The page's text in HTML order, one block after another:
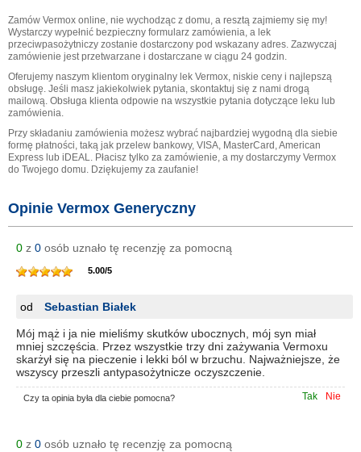
Zamów Vermox online, nie wychodząc z domu, a resztą zajmiemy się my!
Wystarczy wypełnić bezpieczny formularz zamówienia, a lek
przeciwpasożytniczy zostanie dostarczony pod wskazany adres. Zazwyczaj
zamówienie jest przetwarzane i dostarczane w ciągu 24 godzin.
Oferujemy naszym klientom oryginalny lek Vermox, niskie ceny i najlepszą
obsługę. Jeśli masz jakiekolwiek pytania, skontaktuj się z nami drogą
mailową. Obsługa klienta odpowie na wszystkie pytania dotyczące leku lub
zamówienia.
Przy składaniu zamówienia możesz wybrać najbardziej wygodną dla siebie
formę płatności, taką jak przelew bankowy, VISA, MasterCard, American
Express lub iDEAL. Płacisz tylko za zamówienie, a my dostarczymy Vermox
do Twojego domu. Dziękujemy za zaufanie!
Opinie Vermox Generyczny
0 z 0 osób uznało tę recenzję za pomocną
5.00/5
od Sebastian Białek
Mój mąż i ja nie mieliśmy skutków ubocznych, mój syn miał
mniej szczęścia. Przez wszystkie trzy dni zażywania Vermoxu
skarżył się na pieczenie i lekki ból w brzuchu. Najważniejsze, że
wszyscy przeszli antypasożytnicze oczyszczenie.
Nie
Tak
Czy ta opinia była dla ciebie pomocna?
0 z 0 osób uznało tę recenzję za pomocną